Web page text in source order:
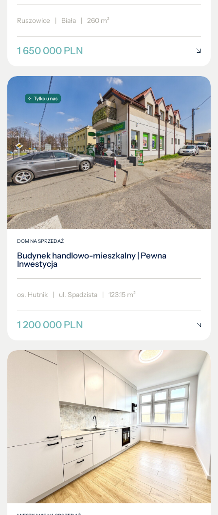
Ruszowice | Biała | 260 m²
1 650 000 PLN
DOM NA SPRZEDAŻ
Budynek handlowo-mieszkalny | Pewna
Inwestycja
os. Hutnik | ul. Spadzista | 123.15 m²
1 200 000 PLN